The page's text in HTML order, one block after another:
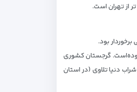
بود.
۳۶۸٬۳۱۲ نفر گزارش شده‌است. درآمد حاصله از این بخش در سال ۲۰۰۵ میلادی، ۲۴۲ میلیون دلار بوده‌است. گرجستان کشوری
دنیا تلاوی (در استان